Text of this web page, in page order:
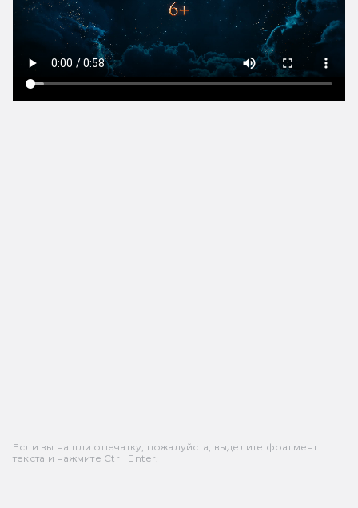
Если вы нашли опечатку, пожалуйста, выделите фрагмент
текста и нажмите Ctrl+Enter.